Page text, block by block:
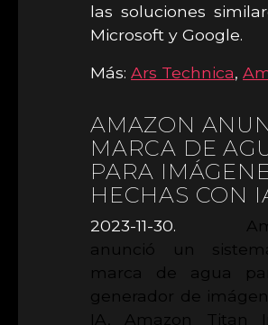
las soluciones
Microsoft y Google.
Más: Ars Technica,
AMAZON
MARCA DE
PARA
HECHAS CON
2023-11-30.
anunció un
marca de agua
generador de
IA, Amazon Titan